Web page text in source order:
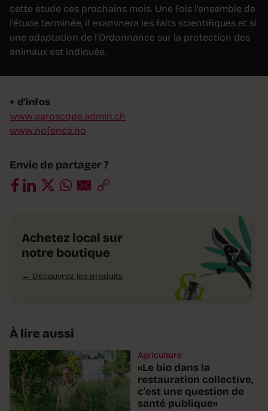
cette étude ces prochains mois. Une fois l’ensemble de
l’étude terminée, il examinera les faits scientifiques et si
une adaptation de l’Ordonnance sur la protection des
animaux est indiquée.
+ d’infos
www.agroscope.admin.ch
www.nofence.no
Envie de partager ?
Achetez local sur
notre boutique
Découvrez les produits
À lire aussi
Agriculture
«Le bio dans la
restauration collective,
c'est une question de
santé publique»